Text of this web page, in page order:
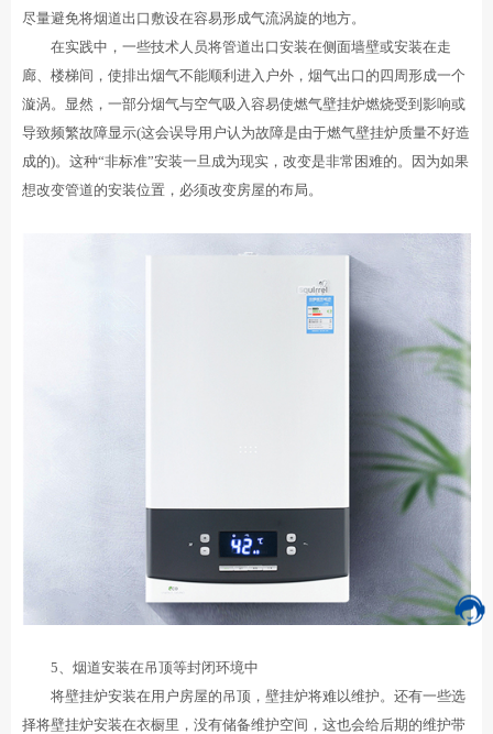
尽量避免将烟道出口敷设在容易形成气流涡旋的地方。
在实践中，一些技术人员将管道出口安装在侧面墙壁或安装在走
廊、楼梯间，使排出烟气不能顺利进入户外，烟气出口的四周形成一个
漩涡。显然，一部分烟气与空气吸入容易使燃气壁挂炉燃烧受到影响或
导致频繁故障显示(这会误导用户认为故障是由于燃气壁挂炉质量不好造
成的)。这种“非标准”安装一旦成为现实，改变是非常困难的。因为如果
想改变管道的安装位置，必须改变房屋的布局。
5、烟道安装在吊顶等封闭环境中
将壁挂炉安装在用户房屋的吊顶，壁挂炉将难以维护。还有一些选
择将壁挂炉安装在衣橱里，没有储备维护空间，这也会给后期的维护带